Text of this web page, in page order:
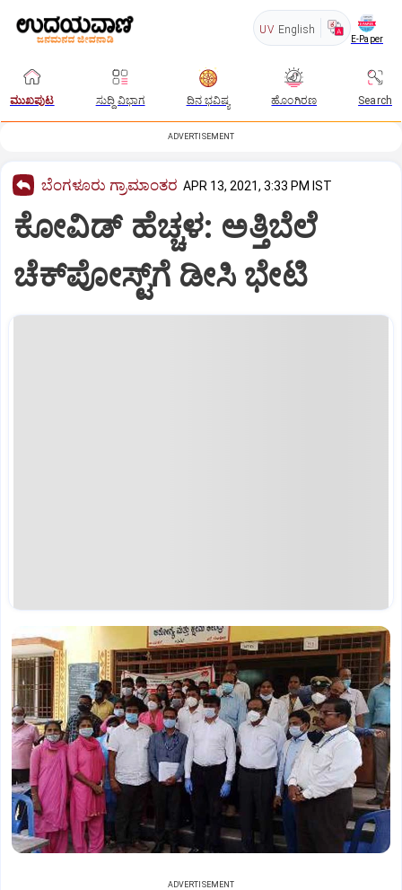
UV English
E-Paper
ಮುಖಪುಟ ಸುದ್ದಿ ವಿಭಾಗ ದಿನ ಭವಿಷ್ಯ ಹೊಂಗಿರಣ Search
ADVERTISEMENT
ಬೆಂಗಳೂರು ಗ್ರಾಮಾಂತರ APR 13, 2021, 3:33 PM IST
ಕೋವಿಡ್ ಹೆಚ್ಚಳ: ಅತ್ತಿಬೆಲೆ
ಚೆಕ್‌ಪೋಸ್ಟ್‌ಗೆ ಡೀಸಿ ಭೇಟಿ
ADVERTISEMENT